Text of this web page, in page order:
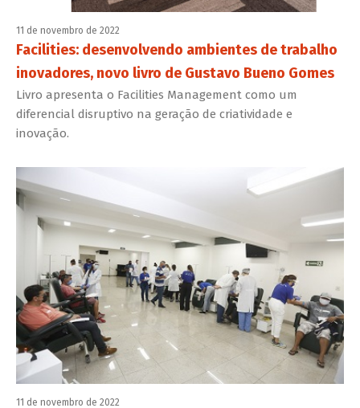
11 de novembro de 2022
Facilities: desenvolvendo ambientes de trabalho
inovadores, novo livro de Gustavo Bueno Gomes
Livro apresenta o Facilities Management como um
diferencial disruptivo na geração de criatividade e
inovação.
11 de novembro de 2022